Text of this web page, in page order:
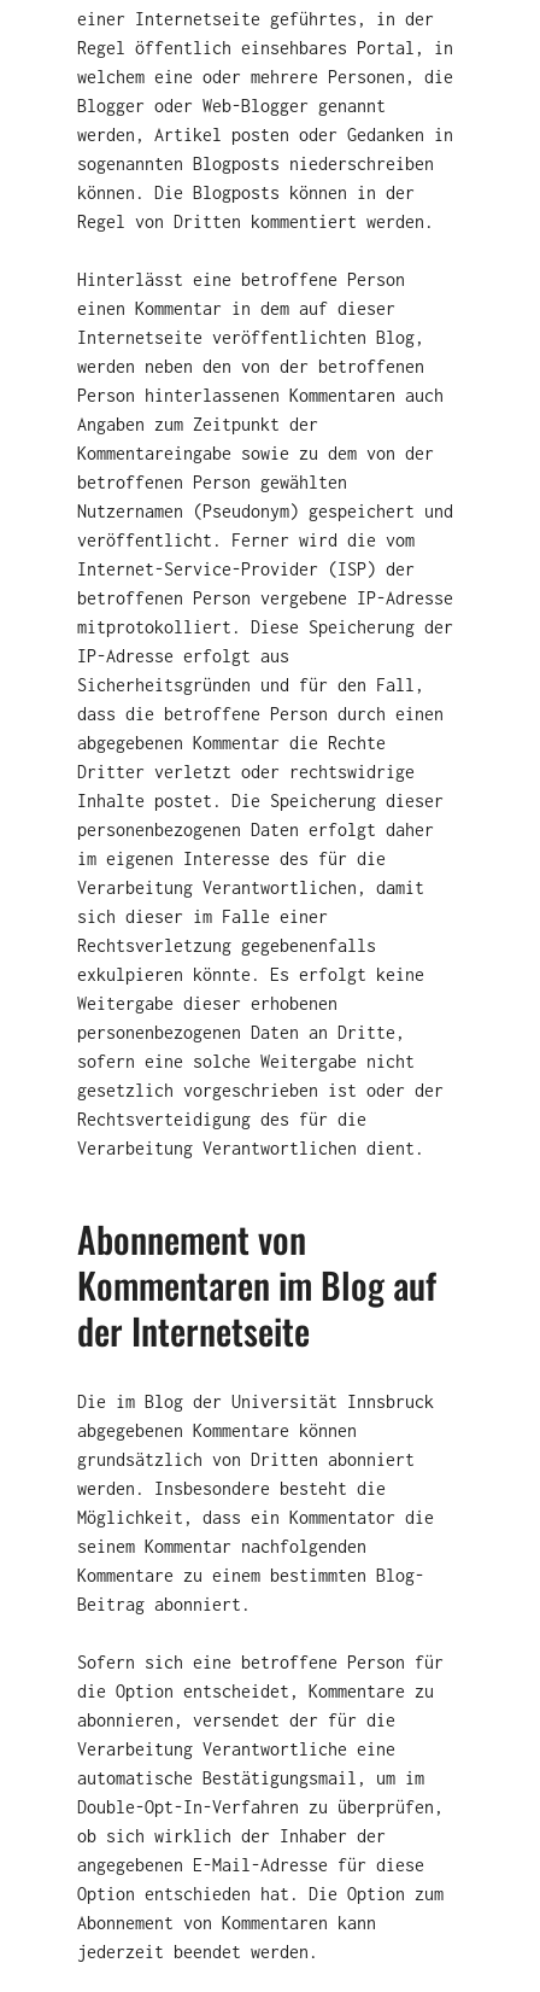
einer Internetseite geführtes, in der
Regel öffentlich einsehbares Portal, in
welchem eine oder mehrere Personen, die
Blogger oder Web-Blogger genannt
werden, Artikel posten oder Gedanken in
sogenannten Blogposts niederschreiben
können. Die Blogposts können in der
Regel von Dritten kommentiert werden.
Hinterlässt eine betroffene Person
einen Kommentar in dem auf dieser
Internetseite veröffentlichten Blog,
werden neben den von der betroffenen
Person hinterlassenen Kommentaren auch
Angaben zum Zeitpunkt der
Kommentareingabe sowie zu dem von der
betroffenen Person gewählten
Nutzernamen (Pseudonym) gespeichert und
veröffentlicht. Ferner wird die vom
Internet-Service-Provider (ISP) der
betroffenen Person vergebene IP-Adresse
mitprotokolliert. Diese Speicherung der
IP-Adresse erfolgt aus
Sicherheitsgründen und für den Fall,
dass die betroffene Person durch einen
abgegebenen Kommentar die Rechte
Dritter verletzt oder rechtswidrige
Inhalte postet. Die Speicherung dieser
personenbezogenen Daten erfolgt daher
im eigenen Interesse des für die
Verarbeitung Verantwortlichen, damit
sich dieser im Falle einer
Rechtsverletzung gegebenenfalls
exkulpieren könnte. Es erfolgt keine
Weitergabe dieser erhobenen
personenbezogenen Daten an Dritte,
sofern eine solche Weitergabe nicht
gesetzlich vorgeschrieben ist oder der
Rechtsverteidigung des für die
Verarbeitung Verantwortlichen dient.
Abonnement von
Kommentaren im Blog auf
der Internetseite
Die im Blog der Universität Innsbruck
abgegebenen Kommentare können
grundsätzlich von Dritten abonniert
werden. Insbesondere besteht die
Möglichkeit, dass ein Kommentator die
seinem Kommentar nachfolgenden
Kommentare zu einem bestimmten Blog-
Beitrag abonniert.
Sofern sich eine betroffene Person für
die Option entscheidet, Kommentare zu
abonnieren, versendet der für die
Verarbeitung Verantwortliche eine
automatische Bestätigungsmail, um im
Double-Opt-In-Verfahren zu überprüfen,
ob sich wirklich der Inhaber der
angegebenen E-Mail-Adresse für diese
Option entschieden hat. Die Option zum
Abonnement von Kommentaren kann
jederzeit beendet werden.